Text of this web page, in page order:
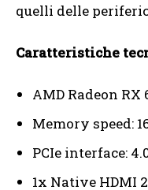
quelli delle
Caratteristiche
AMD Radeon RX
Memory speed:
PCIe interface:
1x Native HDMI